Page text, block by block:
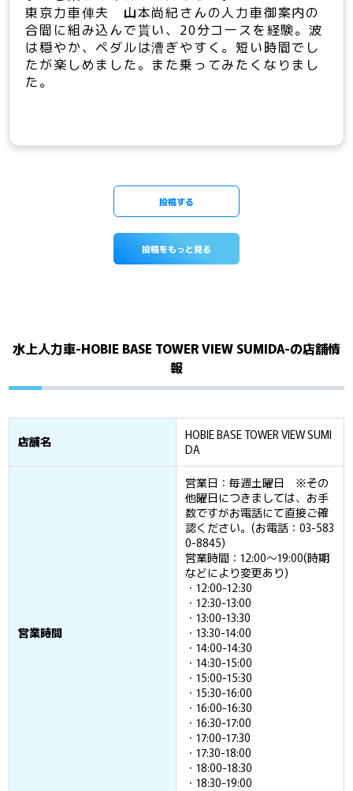
東京力車俥夫 山本尚紀さんの人力車御案内の
合間に組み込んで貰い、20分コースを経験。波
は穏やか、ペダルは漕ぎやすく。短い時間でし
たが楽しめました。また乗ってみたくなりまし
た。
投稿する
投稿をもっと見る
水上人力車-HOBIE BASE TOWER VIEW SUMIDA-の店舗情
報
店舗名
HOBIE BASE TOWER VIEW SUMI
DA
営業時間
営業日：毎週土曜日 ※その
他曜日につきましては、お手
数ですがお電話にて直接ご確
認ください。(お電話：03-583
0-8845)
営業時間：12:00～19:00(時期
などにより変更あり)
・12:00-12:30
・12:30-13:00
・13:00-13:30
・13:30-14:00
・14:00-14:30
・14:30-15:00
・15:00-15:30
・15:30-16:00
・16:00-16:30
・16:30-17:00
・17:00-17:30
・17:30-18:00
・18:00-18:30
・18:30-19:00